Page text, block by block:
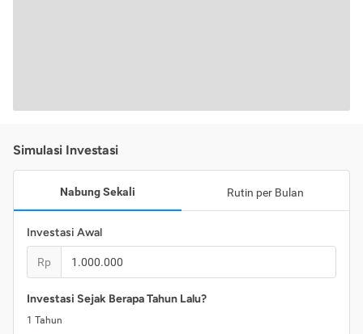
Simulasi Investasi
Nabung Sekali Rutin per Bulan
Investasi Awal
Rp
Investasi Sejak Berapa Tahun Lalu?
1 Tahun